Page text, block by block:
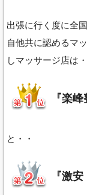
出張に行く度に全
自他共に認めるマ
しマッサージ店は・
『楽
と・・
『激